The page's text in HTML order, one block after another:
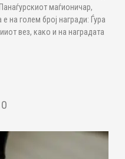
маѓионичар,
на голем број награди: Ѓура
вез, како и на наградата